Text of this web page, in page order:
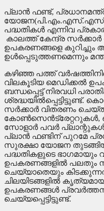
പ്ലാൻ ഫണ്ട്,
പദ്ധതികൾ എന്നിവ
കാലത്ത് കേന്ദ്ര
ഉപകരണങ്ങളെ കുറിച്ചും
ഉൾപ്പെടുത്തണമെന്നും
കഴിഞ്ഞ പത്ത്
വിലകൂടിയ മെഡിക്കൽ
ബന്ധപ്പെട്ട് നിരവധി
ശ്രദ്ധയിൽപ്പെട്ടിട്ടുണ്ട്.
സർക്കാർ വിതരണം
കോൺസെൻട്രേറ്ററുകൾ,
സോളാർ പവർ
പ്ലാൻ ഫണ്ടിന് പുറമേ
സുരക്ഷാ യോജന തുടങ്ങിയ
പദ്ധതികളുടെ ഭാഗമായും
ഉപകരണങ്ങളിൽ പലതും
ചെയ്യാതെയും
ചിലയിടങ്ങളിൽ
ഉപകരണങ്ങൾ
ചെയ്യപ്പെട്ടിട്ടുണ്ട്.